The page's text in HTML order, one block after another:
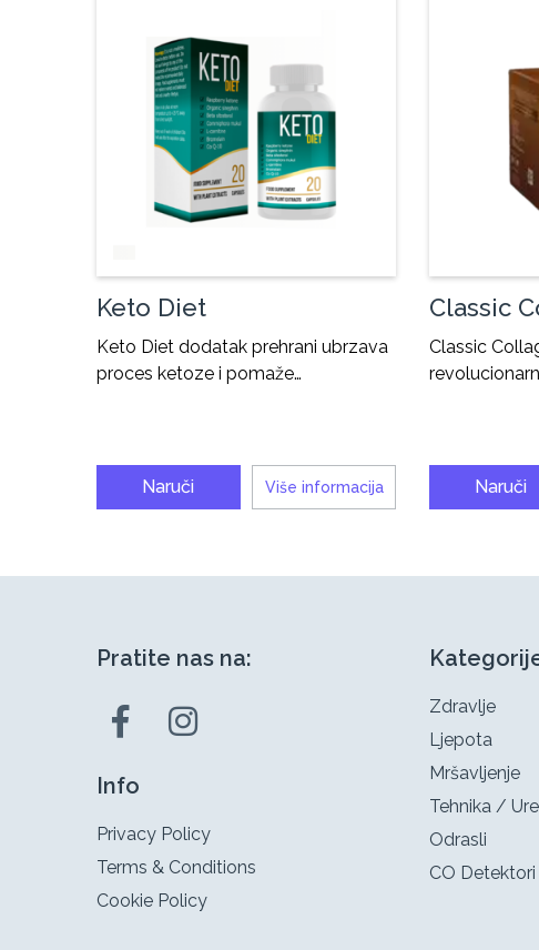
Keto Diet
Keto Diet dodatak prehrani ubrzava
proces ketoze i pomaže…
Naruči Više informacija
Classic
Classic
Naruči
Pratite nas na:
Info
Privacy Policy
Terms & Conditions
Cookie Policy
Zdravlje
Ljepota
Mršavljenje
Tehnika /
Odrasli
CO Detektori